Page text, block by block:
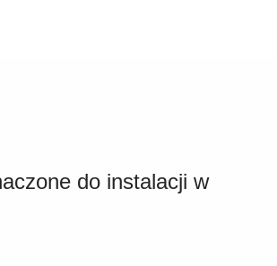
do instalacji w